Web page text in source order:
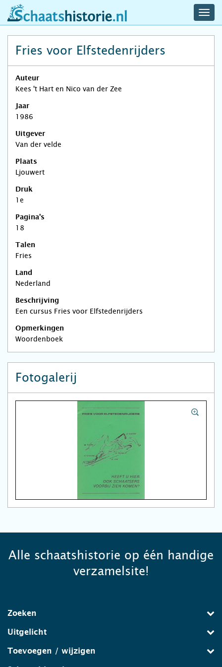
schaatshistorie.nl
Fries voor Elfstedenrijders
Auteur
Kees 't Hart en Nico van der Zee
Jaar
1986
Uitgever
Van der velde
Plaats
Ljouwert
Druk
1e
Pagina's
18
Talen
Fries
Land
Nederland
Beschrijving
Een cursus Fries voor Elfstedenrijders
Opmerkingen
Woordenboek
Fotogalerij
Alle schaatshistorie op één handige
verzamelsite!
Zoeken
Uitgelicht
Toevoegen / wijzigen